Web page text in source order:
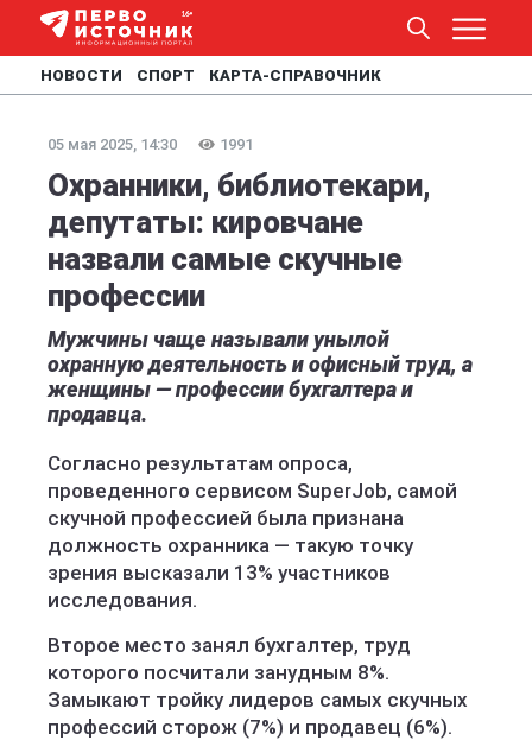
НОВОСТИ СПОРТ КАРТА-СПРАВОЧНИК
05 мая 2025, 14:30 1991
Охранники, библиотекари,
депутаты: кировчане
назвали самые скучные
профессии
Мужчины чаще называли унылой
охранную деятельность и офисный труд, а
женщины — профессии бухгалтера и
продавца.
Согласно результатам опроса,
проведенного сервисом SuperJob, самой
скучной профессией была признана
должность охранника — такую точку
зрения высказали 13% участников
исследования.
Второе место занял бухгалтер, труд
которого посчитали занудным 8%.
Замыкают тройку лидеров самых скучных
профессий сторож (7%) и продавец (6%).